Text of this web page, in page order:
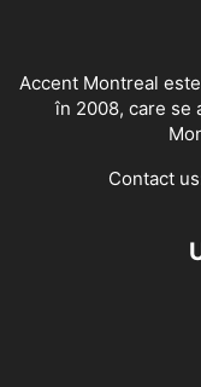
Accent Montreal
în 2008, care se
Contact